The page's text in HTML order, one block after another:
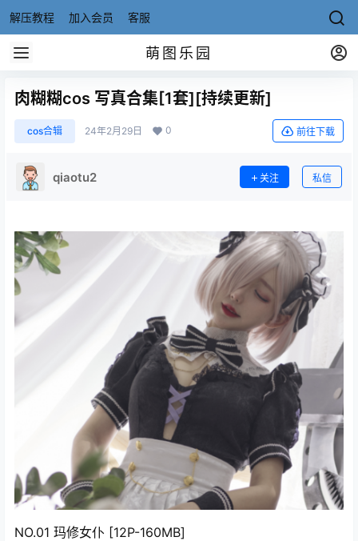
解压教程 加入会员 客服
萌图乐园
肉糊糊cos 写真合集[1套][持续更新]
cos合辑 24年2月29日 0 前往下载
qiaotu2 关注 私信
NO.01 玛修女仆 [12P-160MB]